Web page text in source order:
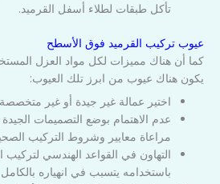
تأكل طبقات لطلاء أسفل القرميد.
عيوب تركيب القرميد فوق الأسطح
كما أن هناك مميزات لكل مواد العزل
يكون هناك عيوب من ابرز تلك العيوب:
اختير عمالة غير جيدة أو غير
عدم الاهتمام بوضع التصميمات
مراعاة معايير وشروط التركيب
التهاون في القواعد الهندسي
باستخدامه يتسبب في انهياره بالكامل